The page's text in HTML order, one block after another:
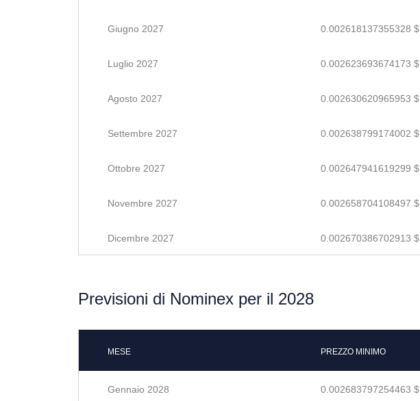
Giugno 2027 0.002618137355328 $
Luglio 2027 0.002623693674173 $
Agosto 2027 0.002630620965953 $
Settembre 2027 0.002638799174002 $
Ottobre 2027 0.002647941619299 $
Novembre 2027 0.002658704108497 $
Dicembre 2027 0.002670386702913 $
Previsioni di Nominex per il 2028
MESE PREZZO MINIMO
Gennaio 2028 0.002683797254463 $